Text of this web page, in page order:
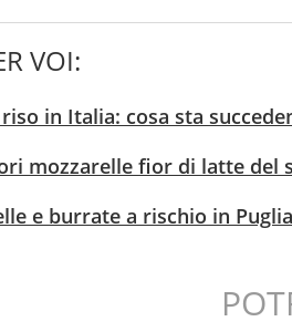
VOI:
in Italia: cosa sta
mozzarelle fior di latte del
e burrate a rischio in